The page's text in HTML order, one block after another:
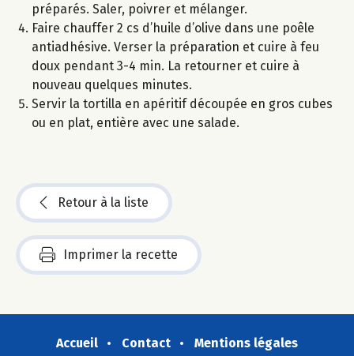
préparés. Saler, poivrer et mélanger.
Faire chauffer 2 cs d’huile d’olive dans une poêle
antiadhésive. Verser la préparation et cuire à feu
doux pendant 3-4 min. La retourner et cuire à
nouveau quelques minutes.
Servir la tortilla en apéritif découpée en gros cubes
ou en plat, entière avec une salade.
Retour à la liste
Imprimer la recette
Accueil Contact
Mentions légales